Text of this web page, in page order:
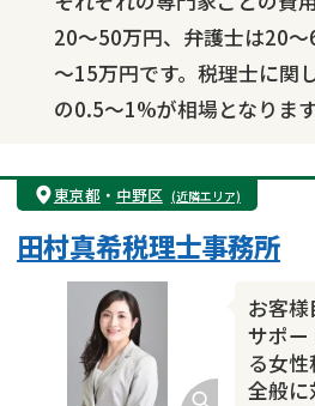
20～50万円、弁護士は20
～15万円です。税理士に関
の0.5～1%が相場となります
東京都 ・ 中野区 (近隣エリア)
お客
サポー
る女
全般に
田村真希税理士事務所